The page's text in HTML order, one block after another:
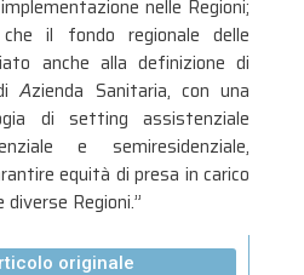
nelle Regioni;
il fondo regionale delle
anche alla definizione di
Azienda Sanitaria, con una
di setting assistenziale
e semiresidenziale,
equità di presa in carico
Regioni.”
originale